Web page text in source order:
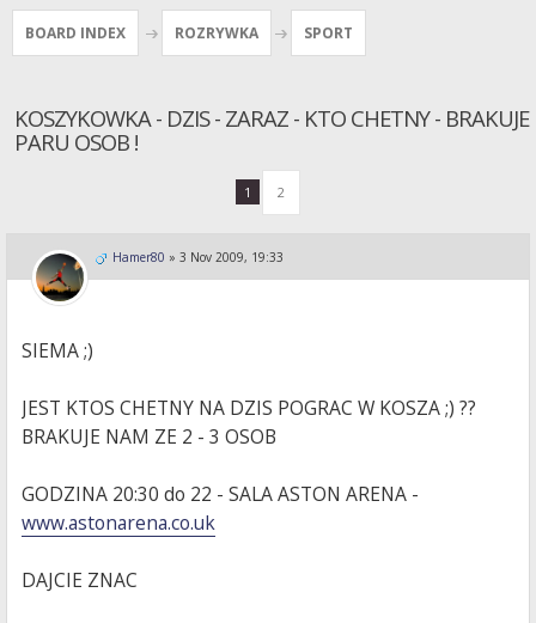
BOARD INDEX ROZRYWKA SPORT
KOSZYKOWKA - DZIS - ZARAZ - KTO CHETNY - BRAKUJE
PARU OSOB !
1 2
Hamer80 » 3 Nov 2009, 19:33
SIEMA ;)
JEST KTOS CHETNY NA DZIS POGRAC W KOSZA ;) ??
BRAKUJE NAM ZE 2 - 3 OSOB
GODZINA 20:30 do 22 - SALA ASTON ARENA -
www.astonarena.co.uk
DAJCIE ZNAC